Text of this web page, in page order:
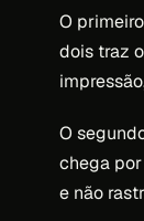
O
dois traz
O
chega
e não